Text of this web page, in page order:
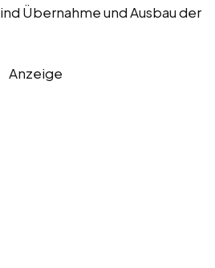
Übernahme und Ausbau der
Anzeige